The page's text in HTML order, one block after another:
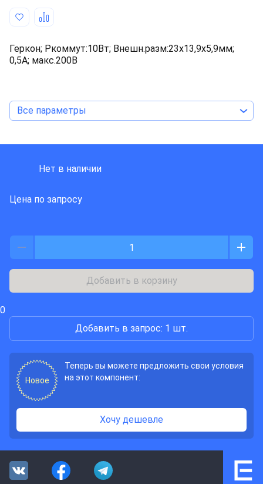
Геркон; Pкоммут:10Вт; Внешн.разм:23x13,9x5,9мм;
0,5А; макс.200В
Все параметры
Нет в наличии
Цена по запросу
Добавить в корзину
0
Добавить в запрос: 1 шт.
Новое
Теперь вы можете предложить свои условия
на этот компонент:
Хочу дешевле